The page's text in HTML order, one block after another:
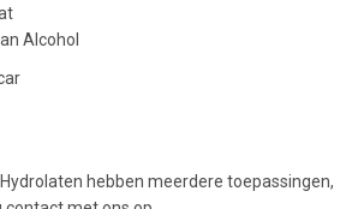
Alcohol
hebben meerdere toepassingen,